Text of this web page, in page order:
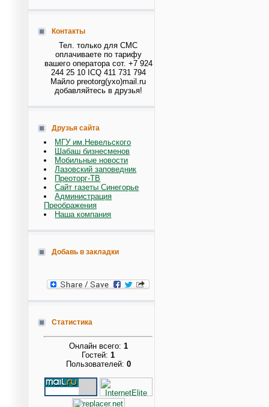
Контакты
Тел. только для СМС
оплачиваете по тарифу
вашего оператора сот. +7 924
244 25 10 ICQ 411 731 794
Майло preotorg(ухо)mail.ru
добавляйтесь в друзья!
Друзья сайта
МГУ им.Невельского
Шабаш бизнесменов
Мобильные новости
Лазовский заповедник
Преоторг-ТВ
Сайт газеты Синегорье
Администрация
Преображения
Наша компания
Добавь в закладки
Статистика
Онлайн всего: 1
Гостей: 1
Пользователей: 0